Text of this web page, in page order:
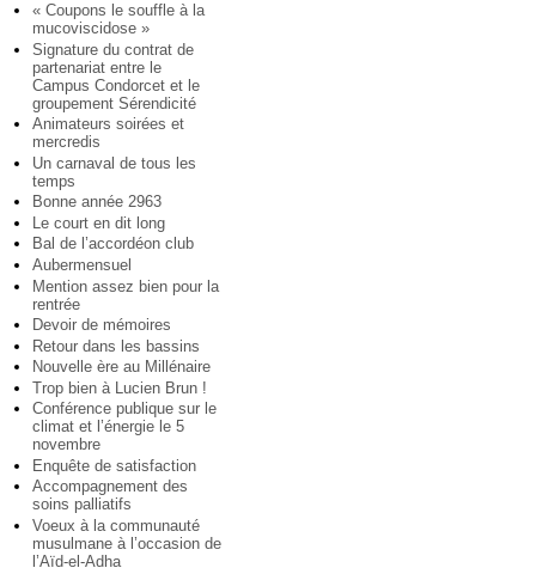
« Coupons le souffle à la
mucoviscidose »
Signature du contrat de
partenariat entre le
Campus Condorcet et le
groupement Sérendicité
Animateurs soirées et
mercredis
Un carnaval de tous les
temps
Bonne année 2963
Le court en dit long
Bal de l’accordéon club
Aubermensuel
Mention assez bien pour la
rentrée
Devoir de mémoires
Retour dans les bassins
Nouvelle ère au Millénaire
Trop bien à Lucien Brun !
Conférence publique sur le
climat et l’énergie le 5
novembre
Enquête de satisfaction
Accompagnement des
soins palliatifs
Voeux à la communauté
musulmane à l’occasion de
l’Aïd-el-Adha